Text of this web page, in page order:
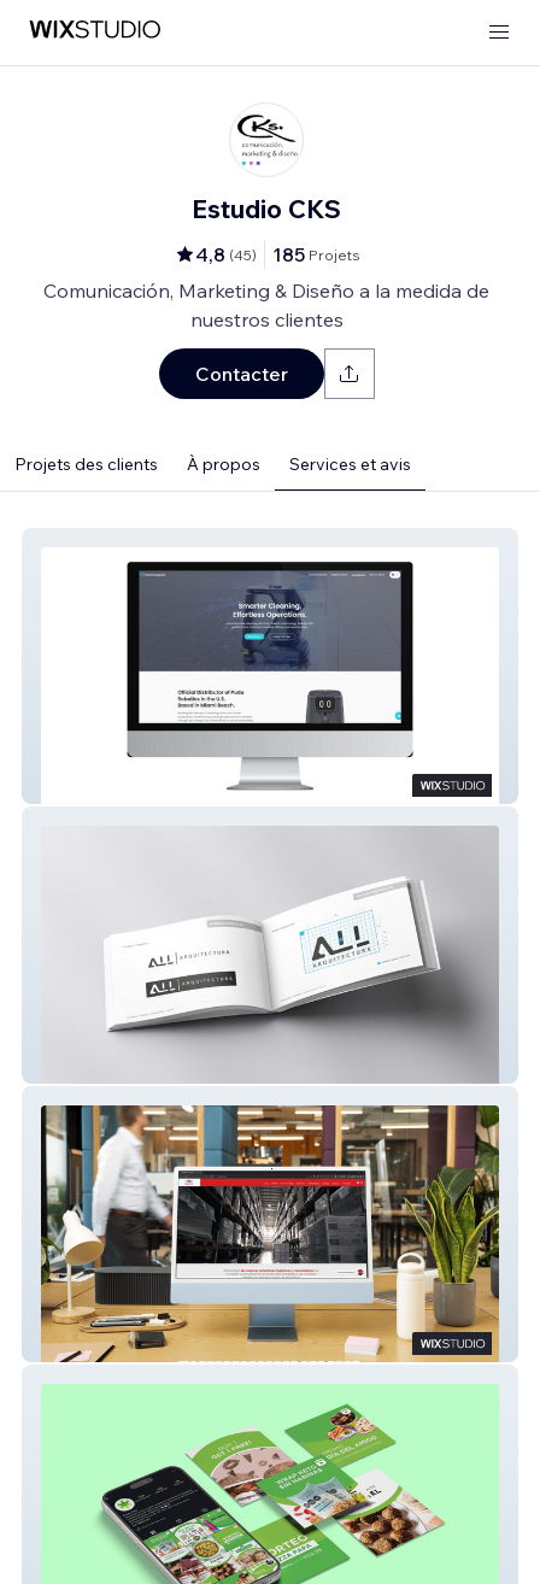
Estudio CKS
4,8 (45) 185 Projets
Comunicación, Marketing & Diseño a la medida de
nuestros clientes
Contacter
Projets des clients À propos Services et avis
Loginter